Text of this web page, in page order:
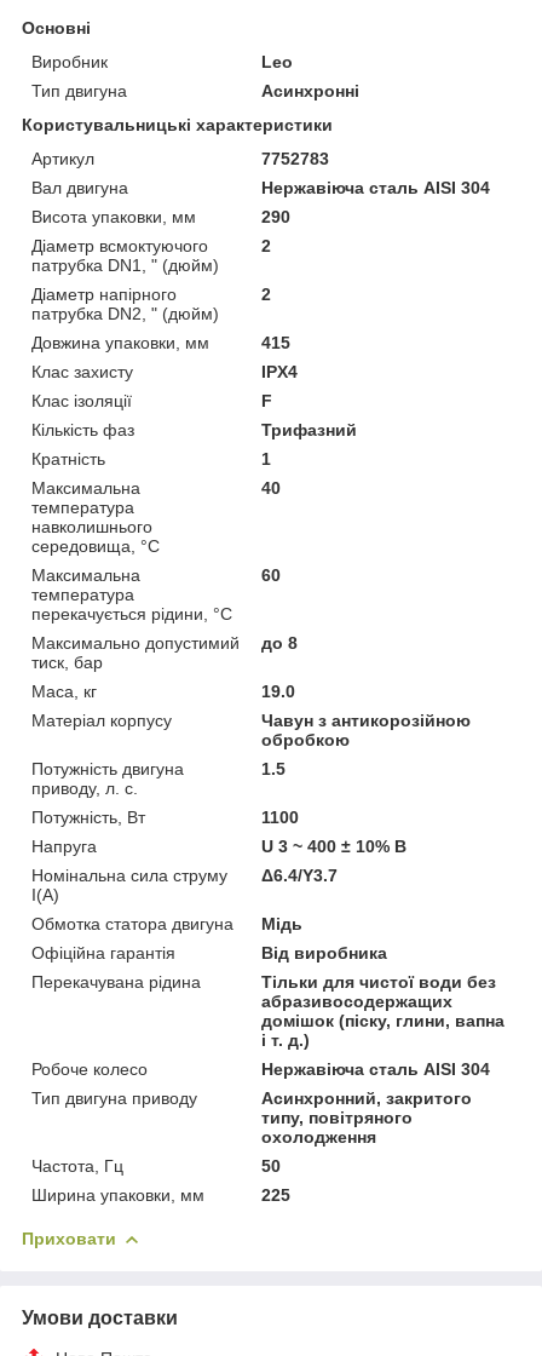
Основні
Виробник
Leo
Тип двигуна
Асинхронні
Користувальницькі характеристики
Артикул
7752783
Вал двигуна
Нержавіюча сталь AISI 304
Висота упаковки, мм
290
Діаметр всмоктуючого
патрубка DN1, " (дюйм)
2
Діаметр напірного
патрубка DN2, " (дюйм)
2
Довжина упаковки, мм
415
Клас захисту
IPX4
Клас ізоляції
F
Кількість фаз
Трифазний
Кратність
1
Максимальна
температура
навколишнього
середовища, °C
40
Максимальна
температура
перекачується рідини, °C
60
Максимально допустимий
тиск, бар
до 8
Маса, кг
19.0
Матеріал корпусу
Чавун з антикорозійною
обробкою
Потужність двигуна
приводу, л. с.
1.5
Потужність, Вт
1100
Напруга
U 3 ~ 400 ± 10% В
Номінальна сила струму
I(А)
Δ6.4/Y3.7
Обмотка статора двигуна
Мідь
Офіційна гарантія
Від виробника
Перекачувана рідина
Тільки для чистої води без
абразивосодержащих
домішок (піску, глини, вапна
і т. д.)
Робоче колесо
Нержавіюча сталь AISI 304
Тип двигуна приводу
Асинхронний, закритого
типу, повітряного
охолодження
Частота, Гц
50
Ширина упаковки, мм
225
Приховати
Умови доставки